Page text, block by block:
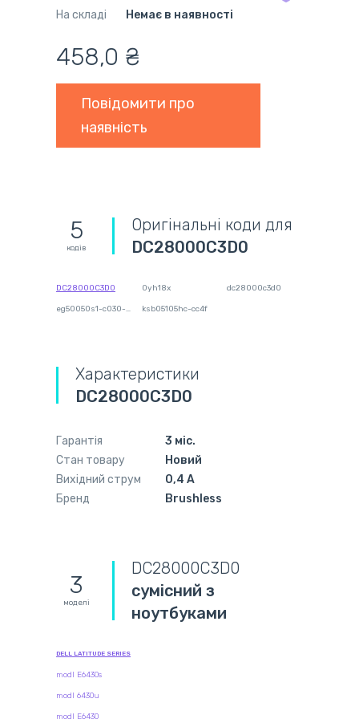
На складі
Немає в наявності
458,0 ₴
Повідомити про
наявність
5
кодів
Оригінальні коди для
DC28000C3D0
DC28000C3D0 0yh18x dc28000c3d0
eg50050s1-c030-s9a ksb05105hc-cc4f
Характеристики
DC28000C3D0
Гарантія
3 міс.
Стан товару
Новий
Вихідний струм
0,4 А
Бренд
Brushless
3
моделі
DC28000C3D0
сумісний з
ноутбуками
DELL LATITUDE SERIES
modl E6430s
modl 6430u
modl E6430